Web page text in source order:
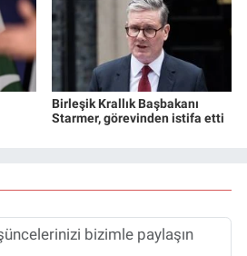
Birleşik Krallık Başbakanı
Starmer, görevinden istifa etti